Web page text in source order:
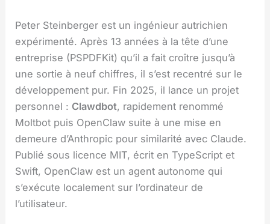
Peter Steinberger est un ingénieur autrichien
expérimenté. Après 13 années à la tête d’une
entreprise (PSPDFKit) qu’il a fait croître jusqu’à
une sortie à neuf chiffres, il s’est recentré sur le
développement pur. Fin 2025, il lance un projet
personnel : Clawdbot, rapidement renommé
Moltbot puis OpenClaw suite à une mise en
demeure d’Anthropic pour similarité avec Claude.
Publié sous licence MIT, écrit en TypeScript et
Swift, OpenClaw est un agent autonome qui
s’exécute localement sur l’ordinateur de
l’utilisateur.